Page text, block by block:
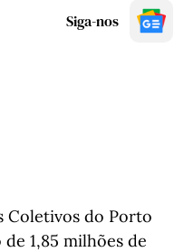
Siga-nos
Coletivos do Porto
1,85 milhões de